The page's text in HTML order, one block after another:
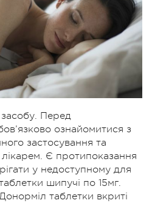
засобу. Перед
ознайомитися з
застосування та
Є протипоказання
у недоступному для
шипучі по 15мг.
таблетки вкриті